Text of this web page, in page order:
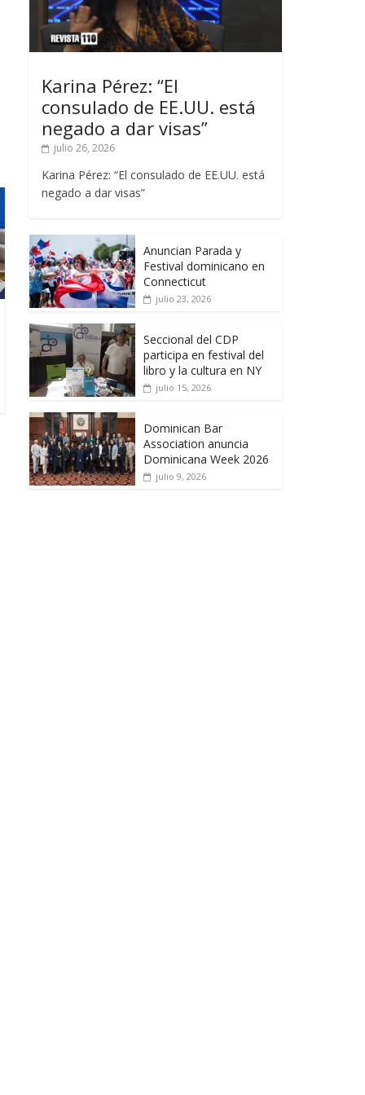
Karina Pérez: “El
consulado de EE.UU. está
negado a dar visas”
julio 26, 2026
Karina Pérez: “El consulado de EE.UU. está
negado a dar visas”
Anuncian Parada y
Festival dominicano en
Connecticut
julio 23, 2026
Seccional del CDP
participa en festival del
libro y la cultura en NY
julio 15, 2026
Dominican Bar
Association anuncia
Dominicana Week 2026
julio 9, 2026